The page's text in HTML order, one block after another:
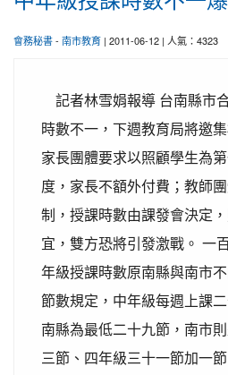
會務秘書- 南市教育 | 2011-06-12 | 人氣：4323
記者林雪娟報導 台南縣市
時數不一，下週教育局將邀
家長團體要求以照顧學生為
度，家長不額外付費；教師
制，授課時數由課發會決定
宜，雙方恐將引發激戰。 一
年級授課時數原南縣與南市
節數規定，中年級每週上課
南縣為最低二十九節，南市
三節、四年級三十一節加一